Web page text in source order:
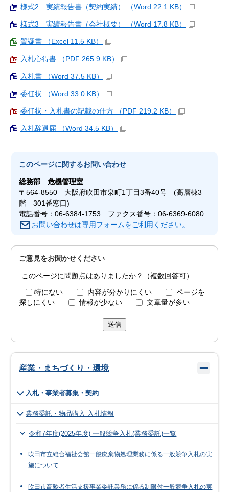
様式2 実績報告書（契約実績） （Word 22.1 KB）
様式3 実績報告書（会社概要） （Word 17.8 KB）
質疑書 （Excel 11.5 KB）
入札心得書 （PDF 265.9 KB）
入札書 （Word 37.5 KB）
委任状 （Word 33.0 KB）
委任状・入札書の記載の仕方 （PDF 219.2 KB）
入札辞退届 （Word 34.5 KB）
このページに関するお問い合わせ
総務部危機管理室
〒564-8550 大阪府吹田市泉町1丁目3番40号 (高層棟3
階 301番窓口)
電話番号：06-6384-1753 ファクス番号：06-6369-6080
お問い合わせは専用フォームをご利用ください。
ご意見をお聞かせください
このページに問題点はありましたか？（複数回答可）
特にない 内容が分かりにくい
ページを
探しにくい
情報が少ない 文章量が多い
送信
産業・まちづくり・環境
入札・事業者募集・契約
業務委託・物品購入 入札情報
令和7年度(2025年度) 一般競争入札(業務委託)一覧
吹田市立総合福祉会館一般廃棄物処理業務に係る一般競争入札の実
施について
吹田市高齢者生活支援事業委託業務に係る制限付一般競争入札の実